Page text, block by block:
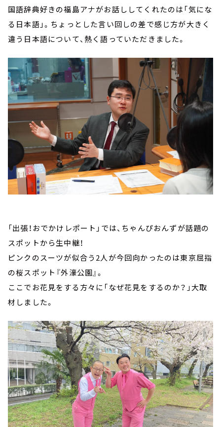
国語辞典好きの福島アナがお話ししてくれたのは「気にな
る日本語」。ちょっとした言い回しの差で感じ方が大きく
違う日本語について、熱く語っていただきました。
「出張！おでかけレポート」では、ちゃんぴおんずが話題の
スポットから生中継！
ピンクのスーツが似合う2人が今回向かったのは東京屈指
の桜スポット『外濠公園』。
ここでお花見をする方々に「なぜ花見をするのか？」大取
材しました。